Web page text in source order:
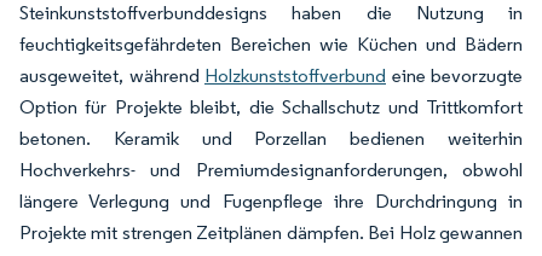
Steinkunststoffverbunddesigns haben die Nutzung in
feuchtigkeitsgefährdeten Bereichen wie Küchen und Bädern
ausgeweitet, während Holzkunststoffverbund eine bevorzugte
Option für Projekte bleibt, die Schallschutz und Trittkomfort
betonen. Keramik und Porzellan bedienen weiterhin
Hochverkehrs- und Premiumdesignanforderungen, obwohl
längere Verlegung und Fugenpflege ihre Durchdringung in
Projekte mit strengen Zeitplänen dämpfen. Bei Holz gewannen